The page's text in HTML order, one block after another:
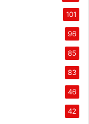
101
96
85
83
46
42